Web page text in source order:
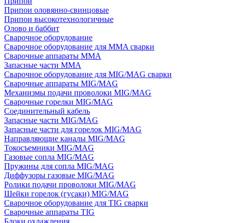
Припои оловянно-свинцовые
Припои высокотехнологичные
Олово и баббит
Сварочное оборудование
Сварочное оборудование для MMA сварки
Сварочные аппараты MMA
Запасные части MMA
Сварочное оборудование для MIG/MAG сварки
Сварочные аппараты MIG/MAG
Механизмы подачи проволоки MIG/MAG
Сварочные горелки MIG/MAG
Соединительный кабель
Запасные части MIG/MAG
Запасные части для горелок MIG/MAG
Направляющие каналы MIG/MAG
Токосъемники MIG/MAG
Газовые сопла MIG/MAG
Пружины для сопла MIG/MAG
Диффузоры газовые MIG/MAG
Ролики подачи проволоки MIG/MAG
Шейки горелок (гусаки) MIG/MAG
Сварочное оборудование для TIG сварки
Сварочные аппараты TIG
Блоки охлаждения